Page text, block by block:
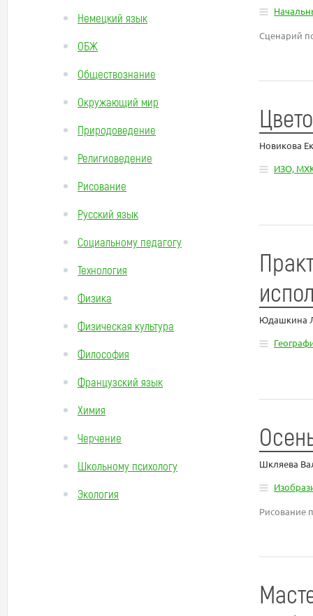
Немецкий язык
ОБЖ
Обществознание
Окружающий мир
Природоведение
Религиоведение
Рисование
Русский язык
Социальному педагогу
Технология
Физика
Физическая культура
Философия
Французский язык
Химия
Черчение
Школьному психологу
Экология
Сценарий
Новикова
ИЗО,
Юдашкина
Шкляева
Рисование